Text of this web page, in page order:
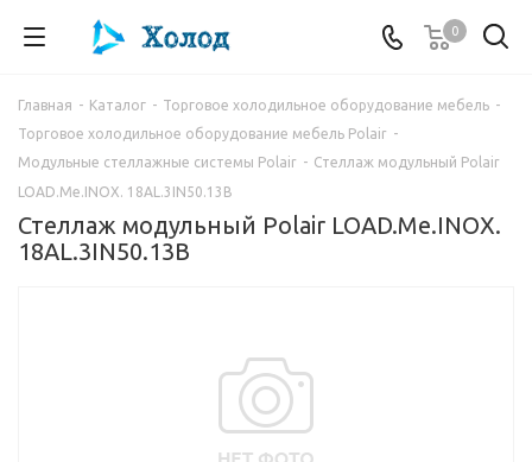
0
Главная - Каталог - Торговое холодильное оборудование мебель -
Торговое холодильное оборудование мебель Polair -
Модульные стеллажные системы Polair - Стеллаж модульный Polair
LOAD.Me.INOX. 18AL.3IN50.13B
Стеллаж модульный Polair LOAD.Me.INOX.
18AL.3IN50.13B